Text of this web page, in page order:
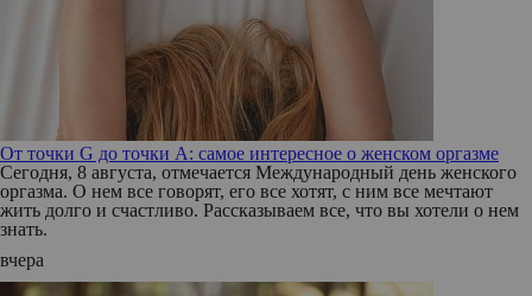
От точки G до точки A: самое интересное о женском оргазме
Сегодня, 8 августа, отмечается Международный день женского
оргазма. О нем все говорят, его все хотят, с ним все мечтают
жить долго и счастливо. Рассказываем все, что вы хотели о нем
знать.
вчера